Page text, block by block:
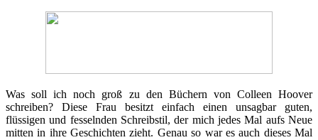
Was soll ich noch groß zu den Büchern von Colleen Hoover
schreiben? Diese Frau besitzt einfach einen unsagbar guten,
flüssigen und fesselnden Schreibstil, der mich jedes Mal aufs Neue
mitten in ihre Geschichten zieht. Genau so war es auch dieses Mal